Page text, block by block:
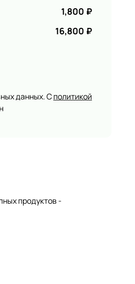
1,800 ₽
16,800 ₽
данных. Сполитикой
продуктов -